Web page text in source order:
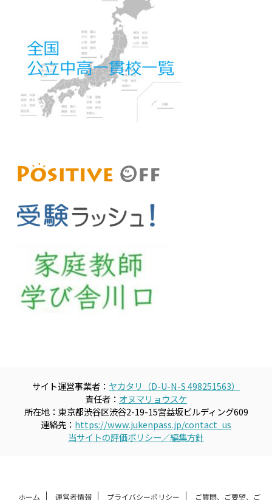
サイト運営事業者： ヤカタリ（D-U-N-S 498251563）
責任者： オヌマリョウスケ
所在地：東京都渋谷区渋谷2-19-15宮益坂ビルディング609
連絡先： https://www.jukenpass.jp/contact_us
当サイトの評価ポリシー／編集方針
ホーム 運営者情報 プライバシーポリシー ご質問、ご要望、ご